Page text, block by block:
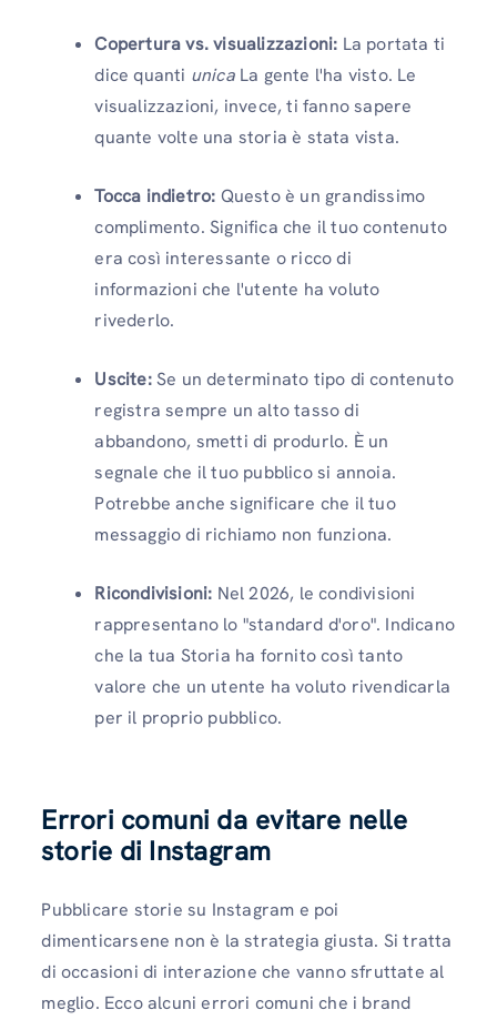
Copertura vs. visualizzazioni: La portata ti
dice quanti unicaLa gente l'ha visto. Le
visualizzazioni, invece, ti fanno sapere
quante volte una storia è stata vista.
Tocca indietro: Questo è un grandissimo
complimento. Significa che il tuo contenuto
era così interessante o ricco di
informazioni che l'utente ha voluto
rivederlo.
Uscite:Se un determinato tipo di contenuto
registra sempre un alto tasso di
abbandono, smetti di produrlo. È un
segnale che il tuo pubblico si annoia.
Potrebbe anche significare che il tuo
messaggio di richiamo non funziona.
Ricondivisioni: Nel 2026, le condivisioni
rappresentano lo "standard d'oro". Indicano
che la tua Storia ha fornito così tanto
valore che un utente ha voluto rivendicarla
per il proprio pubblico.
Errori comuni da evitare nelle
storie di Instagram
Pubblicare storie su Instagram e poi
dimenticarsene non è la strategia giusta. Si tratta
di occasioni di interazione che vanno sfruttate al
meglio. Ecco alcuni errori comuni che i brand